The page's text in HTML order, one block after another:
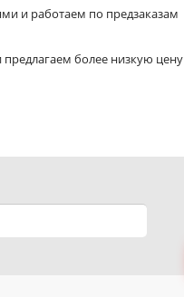
и работаем по предзаказам
более низкую цену